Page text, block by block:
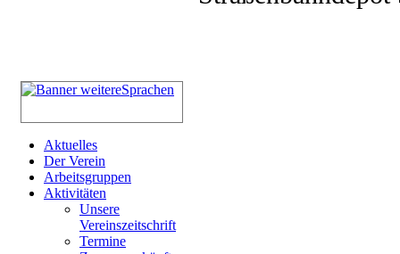
Aktuelles
Der Verein
Arbeitsgruppen
Aktivitäten
Unsere
Vereinszeitschrift
Termine